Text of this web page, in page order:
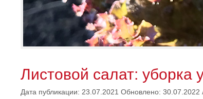
Листовой салат: уборка
Дата публикации: 23.07.2021 Обновлено: 30.07.2022